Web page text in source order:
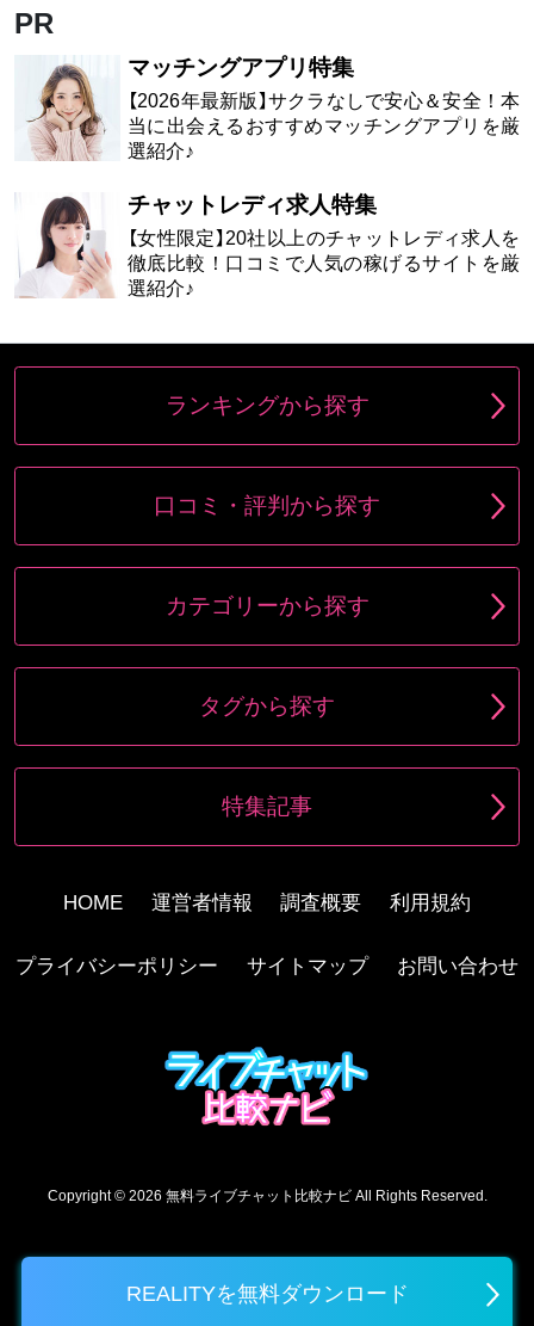
REALITYを無料ダウンロード
PR
マッチングアプリ特集
【2026年最新版】サクラなしで安心＆安全！本
当に出会えるおすすめマッチングアプリを厳
選紹介♪
チャットレディ求人特集
【女性限定】20社以上のチャットレディ求人を
徹底比較！口コミで人気の稼げるサイトを厳
選紹介♪
ランキングから探す
口コミ・評判から探す
カテゴリーから探す
タグから探す
特集記事
HOME 運営者情報 調査概要 利用規約
プライバシーポリシー サイトマップ お問い合わせ
Copyright © 2026 無料ライブチャット比較ナビAll Rights Reserved.